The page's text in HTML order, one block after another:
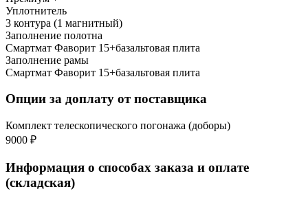
Уплотнитель
3 контура (1 магнитный)
Заполнение полотна
Смартмат Фаворит 15+базальтовая плита
Заполнение рамы
Смартмат Фаворит 15+базальтовая плита
Опции за доплату от поставщика
Комплект телескопического погонажа (доборы)
9000 ₽
Информация о способах заказа и оплате
(складская)